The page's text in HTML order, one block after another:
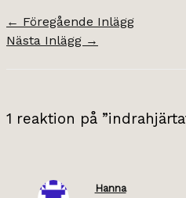
← Föregående Inlägg
Nästa Inlägg →
1 reaktion på
Hanna